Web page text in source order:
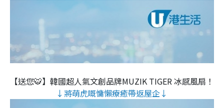
【送您🐯】韓國超人氣文創品牌MUZIK TIGER 冰感風扇！
↓將萌虎嘅慵懶療癒帶返屋企↓